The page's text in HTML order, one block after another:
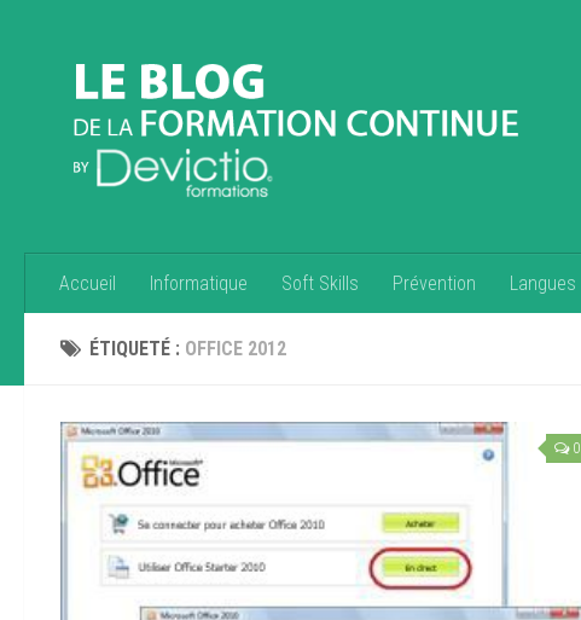
Accueil Informatique Soft Skills Prévention Langues
ÉTIQUETÉ : OFFICE 2012
0